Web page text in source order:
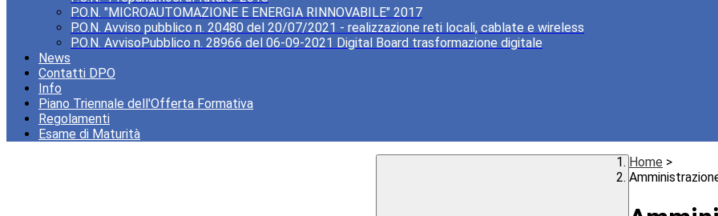
P.O.N. "MICROAUTOMAZIONE E ENERGIA RINNOVABILE" 2017
P.O.N. Avviso pubblico n. 20480 del 20/07/2021 - realizzazione reti locali, cablate e wireless
P.O.N. AvvisoPubblico n. 28966 del 06-09-2021 Digital Board trasformazione digitale
News
Contatti DPO
Info
Piano Triennale dell'Offerta Formativa
Regolamenti
Esame di Maturità
Home >